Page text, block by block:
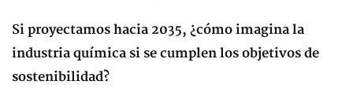
Si proyectamos hacia 2035, ¿cómo imagina la
industria química si se cumplen los objetivos de
sostenibilidad?